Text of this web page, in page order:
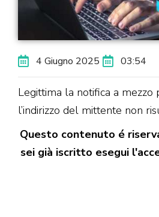
4 Giugno 2025 03:54
Legittima la notifica a mezzo
l’indirizzo del mittente non
Questo contenuto é
sei già iscritto esegui